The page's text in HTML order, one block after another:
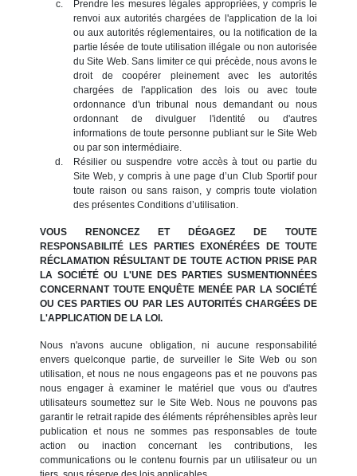
Prendre les mesures légales appropriées, y compris le
renvoi aux autorités chargées de l'application de la loi
ou aux autorités réglementaires, ou la notification de la
partie lésée de toute utilisation illégale ou non autorisée
du Site Web. Sans limiter ce qui précède, nous avons le
droit de coopérer pleinement avec les autorités
chargées de l'application des lois ou avec toute
ordonnance d'un tribunal nous demandant ou nous
ordonnant de divulguer l'identité ou d'autres
informations de toute personne publiant sur le Site Web
ou par son intermédiaire.
Résilier ou suspendre votre accès à tout ou partie du
Site Web, y compris à une page d’un Club Sportif pour
toute raison ou sans raison, y compris toute violation
des présentes Conditions d’utilisation.
VOUS RENONCEZ ET DÉGAGEZ DE TOUTE
RESPONSABILITÉ LES PARTIES EXONÉRÉES DE TOUTE
RÉCLAMATION RÉSULTANT DE TOUTE ACTION PRISE PAR
LA SOCIÉTÉ OU L'UNE DES PARTIES SUSMENTIONNÉES
CONCERNANT TOUTE ENQUÊTE MENÉE PAR LA SOCIÉTÉ
OU CES PARTIES OU PAR LES AUTORITÉS CHARGÉES DE
L'APPLICATION DE LA LOI.
Nous n'avons aucune obligation, ni aucune responsabilité
envers quelconque partie, de surveiller le Site Web ou son
utilisation, et nous ne nous engageons pas et ne pouvons pas
nous engager à examiner le matériel que vous ou d'autres
utilisateurs soumettez sur le Site Web. Nous ne pouvons pas
garantir le retrait rapide des éléments répréhensibles après leur
publication et nous ne sommes pas responsables de toute
action ou inaction concernant les contributions, les
communications ou le contenu fournis par un utilisateur ou un